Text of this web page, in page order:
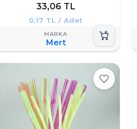
33,06 TL
0,17 TL / Adet
Mert